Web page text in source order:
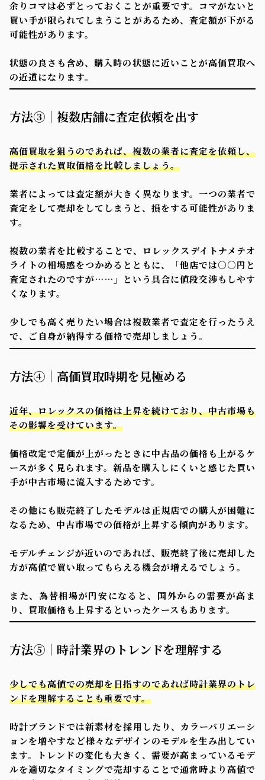
余りコマは必ずとっておくことが重要です。コマがないと
買い手が限られてしまうことがあるため、査定額が下がる
可能性があります。
状態の良さも含め、購入時の状態に近いことが高価買取へ
の近道になります。
方法③｜複数店舗に査定依頼を出す
高価買取を狙うのであれば、複数の業者に査定を依頼し、
提示された買取価格を比較しましょう。
業者によっては査定額が大きく異なります。一つの業者で
査定をして売却をしてしまうと、損をする可能性がありま
す。
複数の業者を比較することで、ロレックスデイトナメテオ
ライトの相場感をつかめるとともに、「他店では○○円と
査定されたのですが……」という具合に値段交渉もしやす
くなります。
少しでも高く売りたい場合は複数業者で査定を行ったうえ
で、ご自身が納得する価格で売却しましょう。
方法④｜高価買取時期を見極める
近年、ロレックスの価格は上昇を続けており、中古市場も
その影響を受けています。
価格改定で定価が上がったときに中古品の価格も上がるケ
ースが多く見られます。新品を購入しにくいと感じた買い
手が中古市場に流入するためです。
その他にも販売終了したモデルは正規店での購入が困難に
なるため、中古市場での価格が上昇する傾向があります。
モデルチェンジが近いのであれば、販売終了後に売却した
方が高値で買い取ってもらえる機会が増えるでしょう。
また、為替相場が円安になると、国外からの需要が高ま
り、買取価格も上昇するといったケースもあります。
方法⑤｜時計業界のトレンドを理解する
少しでも高値での売却を目指すのであれば時計業界のトレ
ンドを理解することも重要です。
時計ブランドでは新素材を採用したり、カラーバリエーシ
ョンを増やすなど様々なデザインのモデルを生み出してい
ます。トレンドの変化も大きく、需要が高まっているモデ
ルを適切なタイミングで売却することで通常時より高値で